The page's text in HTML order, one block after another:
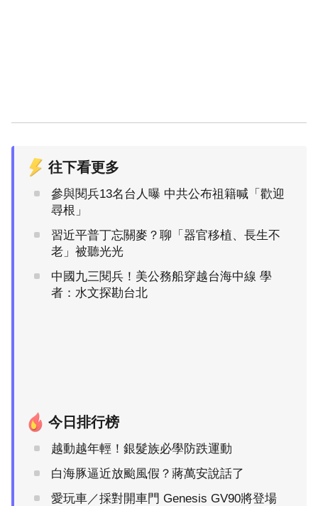
往下看更多
參與閱兵13名台人曝 中共公布祖籍喊「歡迎
尋根」
習近平普丁忘關麥？聊「器官移植、長生不
老」被聽光光
中國九三閱兵！美公務船穿越台海中線 學
者：水文探勘台北
今日排行榜
越動越年輕！銀髮族必學防跌運動
白海豚逼近放颱風假？蔣萬安說話了
愛玩車／採對開車門 Genesis GV90將登場